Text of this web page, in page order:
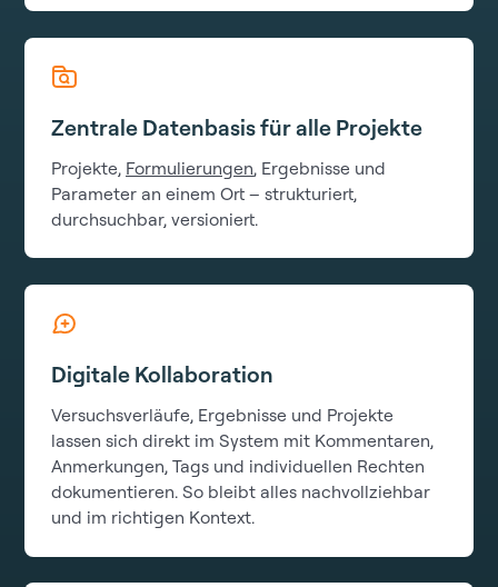
Zentrale Datenbasis für alle Projekte
Projekte, Formulierungen, Ergebnisse und
Parameter an einem Ort – strukturiert,
durchsuchbar, versioniert.
Digitale Kollaboration
Versuchsverläufe, Ergebnisse und Projekte
lassen sich direkt im System mit Kommentaren,
Anmerkungen, Tags und individuellen Rechten
dokumentieren. So bleibt alles nachvollziehbar
und im richtigen Kontext.